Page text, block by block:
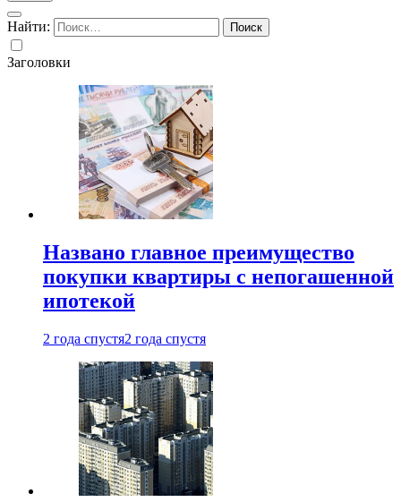
Найти:
Заголовки
Названо главное преимущество
покупки квартиры с непогашенной
ипотекой
2 года спустя2 года спустя